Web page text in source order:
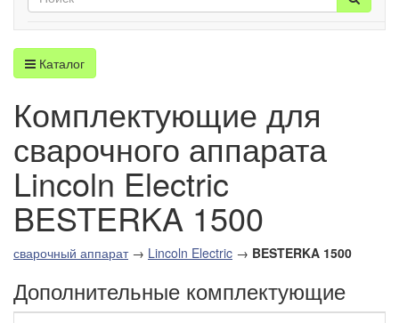
Каталог
Комплектующие для
сварочного аппарата
Lincoln Electric
BESTERKA 1500
сварочный аппарат→ Lincoln Electric → BESTERKA 1500
Дополнительные комплектующие